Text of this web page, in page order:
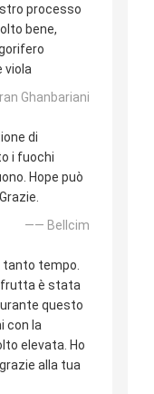
processo
bene,
viola
Ghanbariani
di
i fuochi
Hope può
—— Bellcim
tanto tempo.
frutta è stata
questo
con la
elevata. Ho
alla tua